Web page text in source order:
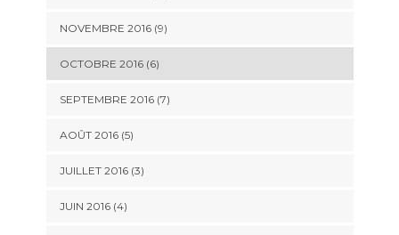
NOVEMBRE 2016 (9)
OCTOBRE 2016 (6)
SEPTEMBRE 2016 (7)
AOÛT 2016 (5)
JUILLET 2016 (3)
JUIN 2016 (4)